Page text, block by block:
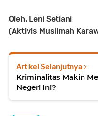
Oleh. Leni Setiani
(Aktivis Muslimah
Artikel Selanjutnya
Kriminalitas Makin
Negeri Ini?